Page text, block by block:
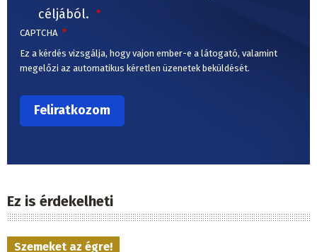
céljából.
CAPTCHA
Ez a kérdés vizsgálja, hogy vajon ember-e a látogató, valamint
megelőzi az automatikus kéretlen üzenetek beküldését.
Ez is érdekelheti
Szemeket az égre!